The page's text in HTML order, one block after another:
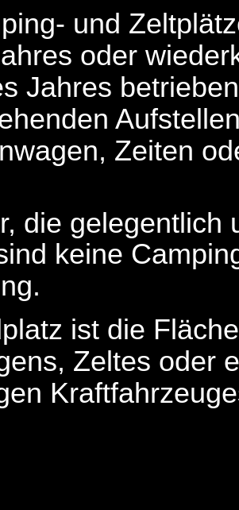
und
oder
Jahres
Zeiten
die gelegentlich
keine
ist die
Zeltes oder